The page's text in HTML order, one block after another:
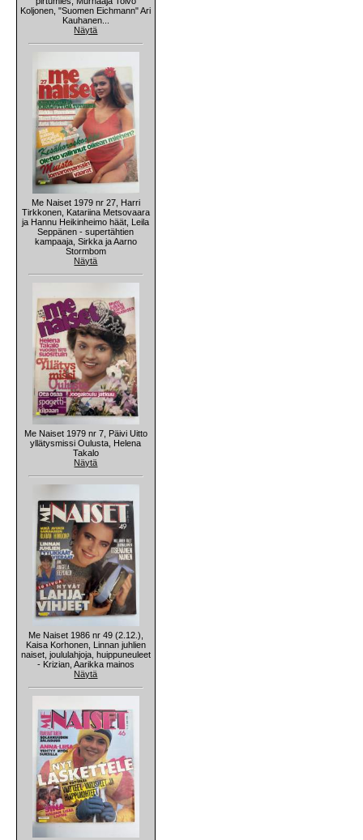
Koljonen, "Suomen Eichmann" Ari
Kauhanen...
Näytä
Me Naiset 1979 nr 27, Harri
Tirkkonen, Katariina Metsovaara
ja Hannu Heikinheimo häät, Leila
Seppänen - supertähtien
kampaaja, Sirkka ja Aarno
Stormbom
Näytä
Me Naiset 1979 nr 7, Päivi Uitto
yllätysmissi Oulusta, Helena
Takalo
Näytä
Me Naiset 1986 nr 49 (2.12.),
Kaisa Korhonen, Linnan juhlien
naiset, joululahjoja, huippuneuleet
- Krizian, Aarikka mainos
Näytä